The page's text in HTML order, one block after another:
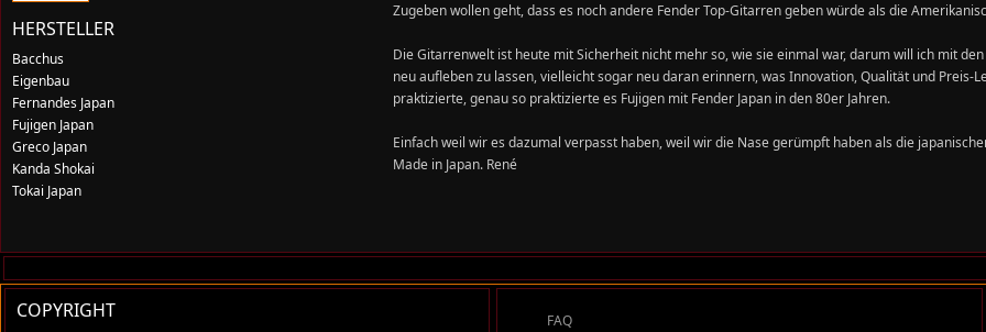
HERSTELLER
Bacchus
Eigenbau
Fernandes Japan
Fujigen Japan
Greco Japan
Kanda Shokai
Tokai Japan
Zugeben wollen geht, dass es noch andere Fender Top-Gitarren geben würde als die
Die Gitarrenwelt ist heute mit Sicherheit nicht mehr so, wie sie einmal war, darum will ich mit
neu aufleben zu lassen, vielleicht sogar neu daran erinnern, was Innovation, Qualität und Preis-
praktizierte, genau so praktizierte es Fujigen mit Fender Japan in den 80er Jahren.
Einfach weil wir es dazumal verpasst haben, weil wir die Nase gerümpft haben als die
Made in Japan. René
COPYRIGHT
FAQ